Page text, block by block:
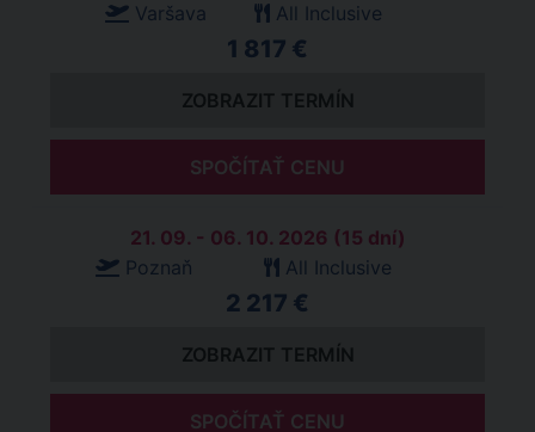
Varšava
All Inclusive
1 817 €
ZOBRAZIT TERMÍN
SPOČÍTAŤ CENU
21. 09. - 06. 10. 2026 (15 dní)
Poznaň
All Inclusive
2 217 €
ZOBRAZIT TERMÍN
SPOČÍTAŤ CENU